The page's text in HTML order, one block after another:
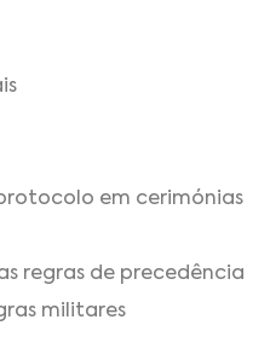
em cerimónias
regras de precedência
militares